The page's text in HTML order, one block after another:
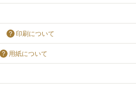
印刷について
用紙について